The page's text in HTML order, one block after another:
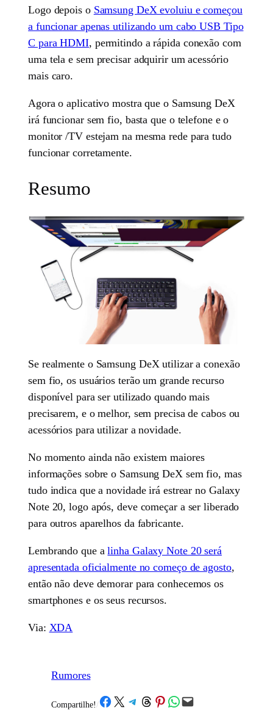
Logo depois o Samsung DeX evoluiu e começou
a funcionar apenas utilizando um cabo USB Tipo
C para HDMI, permitindo a rápida conexão com
uma tela e sem precisar adquirir um acessório
mais caro.
Agora o aplicativo mostra que o Samsung DeX
irá funcionar sem fio, basta que o telefone e o
monitor /TV estejam na mesma rede para tudo
funcionar corretamente.
Resumo
Se realmente o Samsung DeX utilizar a conexão
sem fio, os usuários terão um grande recurso
disponível para ser utilizado quando mais
precisarem, e o melhor, sem precisa de cabos ou
acessórios para utilizar a novidade.
No momento ainda não existem maiores
informações sobre o Samsung DeX sem fio, mas
tudo indica que a novidade irá estrear no Galaxy
Note 20, logo após, deve começar a ser liberado
para outros aparelhos da fabricante.
Lembrando que alinha Galaxy Note 20 será
apresentada oficialmente no começo de agosto,
então não deve demorar para conhecemos os
smartphones e os seus recursos.
Via: XDA
Rumores
Compartilhe! /Share on Facebook
Share on X Share on Telegram
Share on Threads
Share on Pinterest
Share on WhatsApp
Email this Page